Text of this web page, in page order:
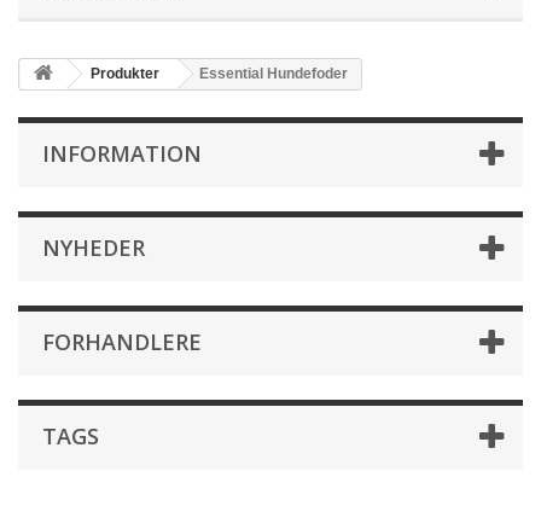
Produkter Essential Hundefoder
INFORMATION
NYHEDER
FORHANDLERE
TAGS